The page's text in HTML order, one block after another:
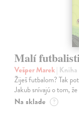
Malí
Vešper Marek| Kniha
Žiješ futbalom? Tak
Jakub snívajú o tom,
Na sklade ?